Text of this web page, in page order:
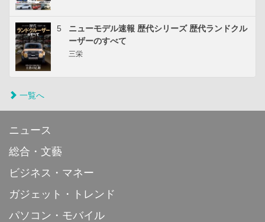
5
ニューモデル速報 歴代シリーズ 歴代ランドクル
ーザーのすべて
三栄
一覧へ
ニュース
総合・文藝
ビジネス・マネー
ガジェット・トレンド
パソコン・モバイル